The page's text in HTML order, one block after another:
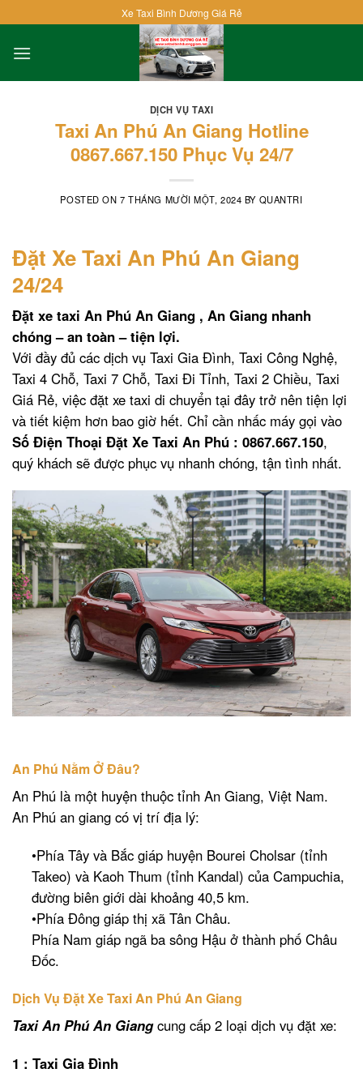
to
content
Xe Taxi Bình Dương Giá Rẻ
DỊCH VỤ TAXI
Taxi An Phú An Giang Hotline
0867.667.150 Phục Vụ 24/7
POSTED ON7 THÁNG MƯỜI MỘT, 2024 BY QUANTRI
Đặt Xe Taxi An Phú An Giang
24/24
Đặt xe taxi An Phú An Giang , An Giang nhanh
chóng – an toàn – tiện lợi.
Với đầy đủ các dịch vụ Taxi Gia Đình, Taxi Công Nghệ,
Taxi 4 Chỗ, Taxi 7 Chỗ, Taxi Đi Tỉnh, Taxi 2 Chiều, Taxi
Giá Rẻ, việc đặt xe taxi di chuyển tại đây trở nên tiện lợi
và tiết kiệm hơn bao giờ hết. Chỉ cần nhấc máy gọi vào
Số Điện Thoại Đặt Xe Taxi An Phú : 0867.667.150,
quý khách sẽ được phục vụ nhanh chóng, tận tình nhất.
An Phú Nằm Ở Đâu?
An Phú là một huyện thuộc tỉnh An Giang, Việt Nam.
An Phú an giang có vị trí địa lý:
•Phía Tây và Bắc giáp huyện Bourei Cholsar (tỉnh
Takeo) và Kaoh Thum (tỉnh Kandal) của Campuchia,
đường biên giới dài khoảng 40,5 km.
•Phía Đông giáp thị xã Tân Châu.
Phía Nam giáp ngã ba sông Hậu ở thành phố Châu
Đốc.
Dịch Vụ Đặt Xe Taxi An Phú An Giang
Taxi An Phú An Giangcung cấp 2 loại dịch vụ đặt xe:
1 : Taxi Gia Đình